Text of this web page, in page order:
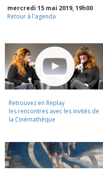
mercredi 15 mai 2019, 19h00
Retour à l'agenda
Retrouvez en Replay
les rencontres avec les invités de
la Cinémathèque